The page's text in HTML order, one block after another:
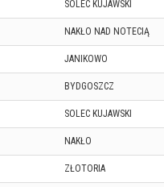
SOLEC KUJAWSKI
NAKŁO NAD NOTECIĄ
JANIKOWO
BYDGOSZCZ
SOLEC KUJAWSKI
NAKŁO
ZŁOTORIA